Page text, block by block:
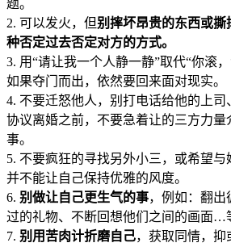
题。
2. 可以发火，但别摔坏昂贵的东西或
种否定过去否定对方的方式。
3. 用“请让我一个人静一静”取代“你滚
如果夺门而出，依然要回来面对现实。
4. 不要迁怒他人，别打电话给他的上
协议离婚之前，不要急着让的三方力量
事。
5. 不要疯狂的寻找另外小三，或希望与
并不能让自己保持优雅的风度。
6. 别做让自己更生气的事，例如：翻
过的礼物、不断回想他们之间的画面…
7. 别用 苦肉计折磨自己，获取同情，抑